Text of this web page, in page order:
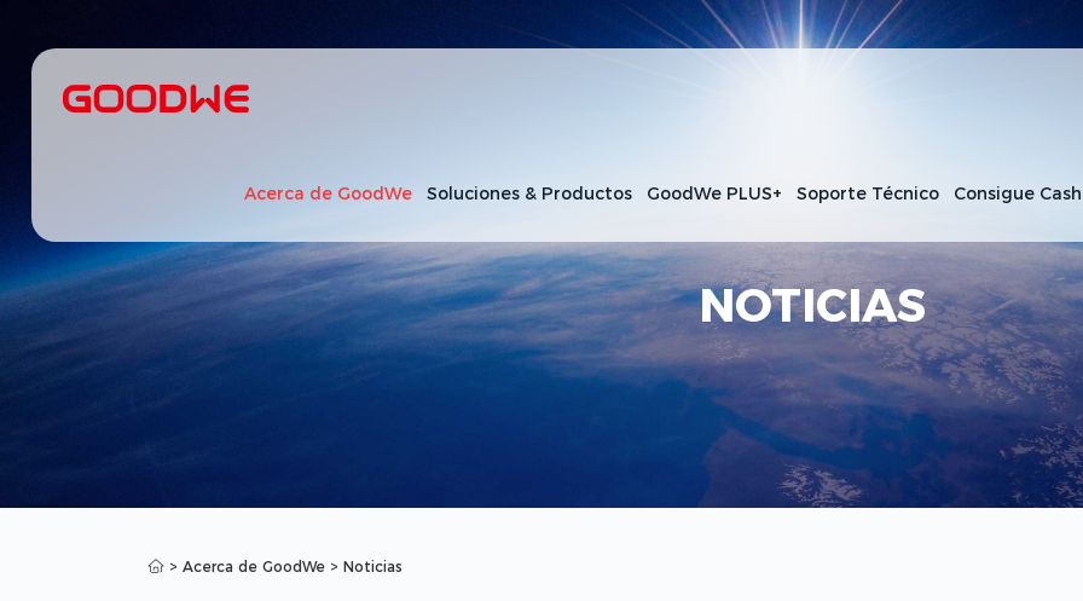
Acerca de GoodWe Soluciones & Productos GoodWe PLUS+ Soporte Técnico Consigue
NOTICIAS
> Acerca de GoodWe > Noticias